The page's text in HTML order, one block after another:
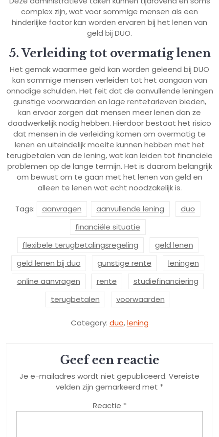
complex zijn, wat voor sommige mensen als een
hinderlijke factor kan worden ervaren bij het lenen van
geld bij DUO.
5. Verleiding tot overmatig lenen
Het gemak waarmee geld kan worden geleend bij DUO
kan sommige mensen verleiden tot het aangaan van
onnodige schulden. Het feit dat de aanvullende leningen
gunstige voorwaarden en lage rentetarieven bieden,
kan ervoor zorgen dat mensen meer lenen dan ze
daadwerkelijk nodig hebben. Hierdoor bestaat het risico
dat mensen in de verleiding komen om overmatig te
lenen en uiteindelijk moeite kunnen hebben met het
terugbetalen van de lening, wat kan leiden tot financiële
problemen op de lange termijn. Het is daarom belangrijk
om bewust om te gaan met het lenen van geld en
alleen te lenen wat echt noodzakelijk is.
Tags: aanvragen aanvullende lening
duo
financiële situatie
flexibele terugbetalingsregeling
geld lenen
geld lenen bij duo
gunstige rente
leningen
online aanvragen
rente
studiefinanciering
terugbetalen
voorwaarden
Category: duo,lening
Geef een reactie
Je e-mailadres wordt niet gepubliceerd. Vereiste
velden zijn gemarkeerd met *
Reactie *